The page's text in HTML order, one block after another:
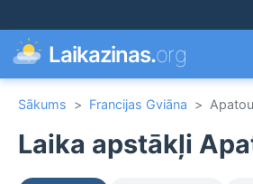
Laikazinas.org
Sākums > Francijas Gviāna > Apatou
Laika apstākļi